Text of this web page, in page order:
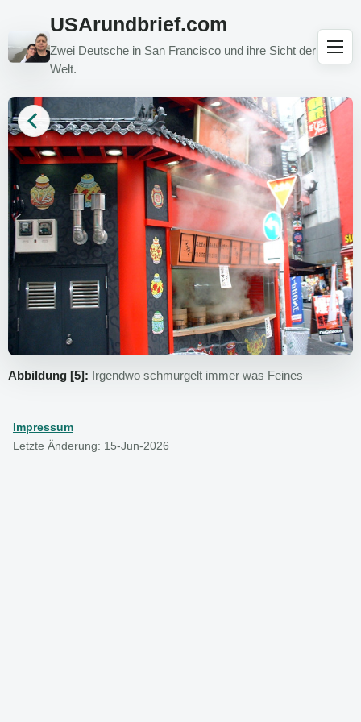
USArundbrief.com
Zwei Deutsche in San Francisco und ihre Sicht der
Welt.
Abbildung [5]: Irgendwo schmurgelt immer was Feines
Impressum
Letzte Änderung: 15-Jun-2026